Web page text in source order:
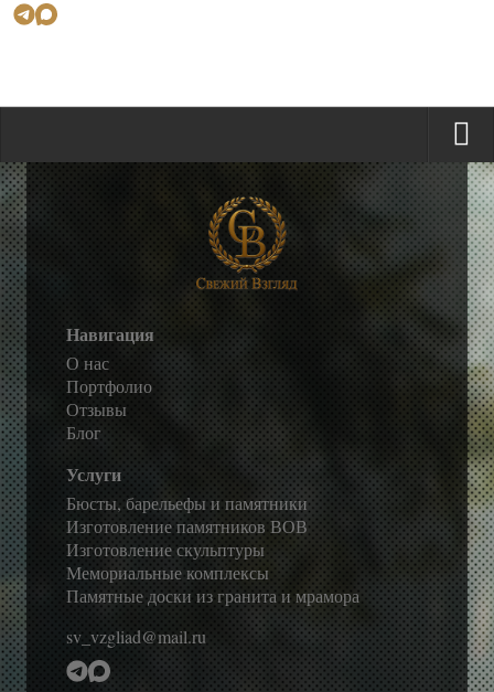
Навигация
О нас
Портфолио
Отзывы
Блог
Услуги
Бюсты, барельефы и памятники
Изготовление памятников ВОВ
Изготовление скульптуры
Мемориальные комплексы
Памятные доски из гранита и мрамора
sv_vzgliad@mail.ru